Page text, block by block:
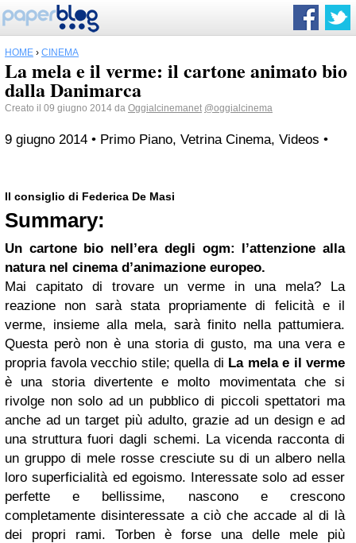
HOME › CINEMA
La mela e il verme: il cartone animato bio
dalla Danimarca
Creato il 09 giugno 2014 da Oggialcinemanet @oggialcinema
9 giugno 2014 • Primo Piano, Vetrina Cinema, Videos •
Il consiglio di Federica De Masi
Summary:
Un cartone bio nell’era degli ogm: l’attenzione alla
natura nel cinema d’animazione europeo.
Mai capitato di trovare un verme in una mela? La
reazione non sarà stata propriamente di felicità e il
verme, insieme alla mela, sarà finito nella pattumiera.
Questa però non è una storia di gusto, ma una vera e
propria favola vecchio stile; quella di La mela e il verme
è una storia divertente e molto movimentata che si
rivolge non solo ad un pubblico di piccoli spettatori ma
anche ad un target più adulto, grazie ad un design e ad
una struttura fuori dagli schemi. La vicenda racconta di
un gruppo di mele rosse cresciute su di un albero nella
loro superficialità ed egoismo. Interessate solo ad esser
perfette e bellissime, nascono e crescono
completamente disinteressate a ciò che accade al di là
dei propri rami. Torben è forse una delle mele più